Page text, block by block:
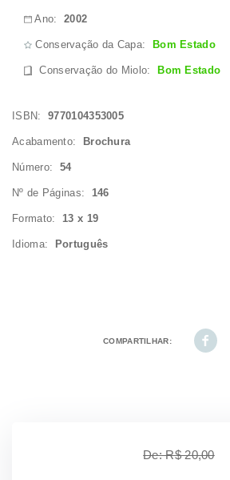
Ano:2002
Conservação da Capa: Bom Estado
Conservação do Miolo:Bom Estado
ISBN:9770104353005
Acabamento: Brochura
Número: 54
Nº de Páginas: 146
Formato: 13 x 19
Idioma: Português
COMPARTILHAR:
De: R$ 20,00